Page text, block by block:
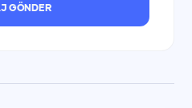
GÖNDER